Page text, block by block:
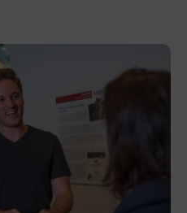
zu maximal 30 %